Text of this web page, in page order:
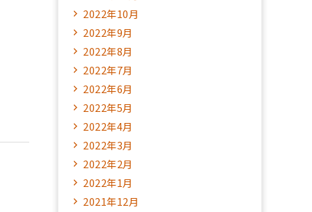
2022年10月
2022年9月
2022年8月
2022年7月
2022年6月
2022年5月
2022年4月
2022年3月
2022年2月
2022年1月
2021年12月